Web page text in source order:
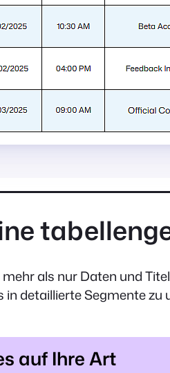
als nur Daten und
in detaillierte Segmente
auf Ihre Art